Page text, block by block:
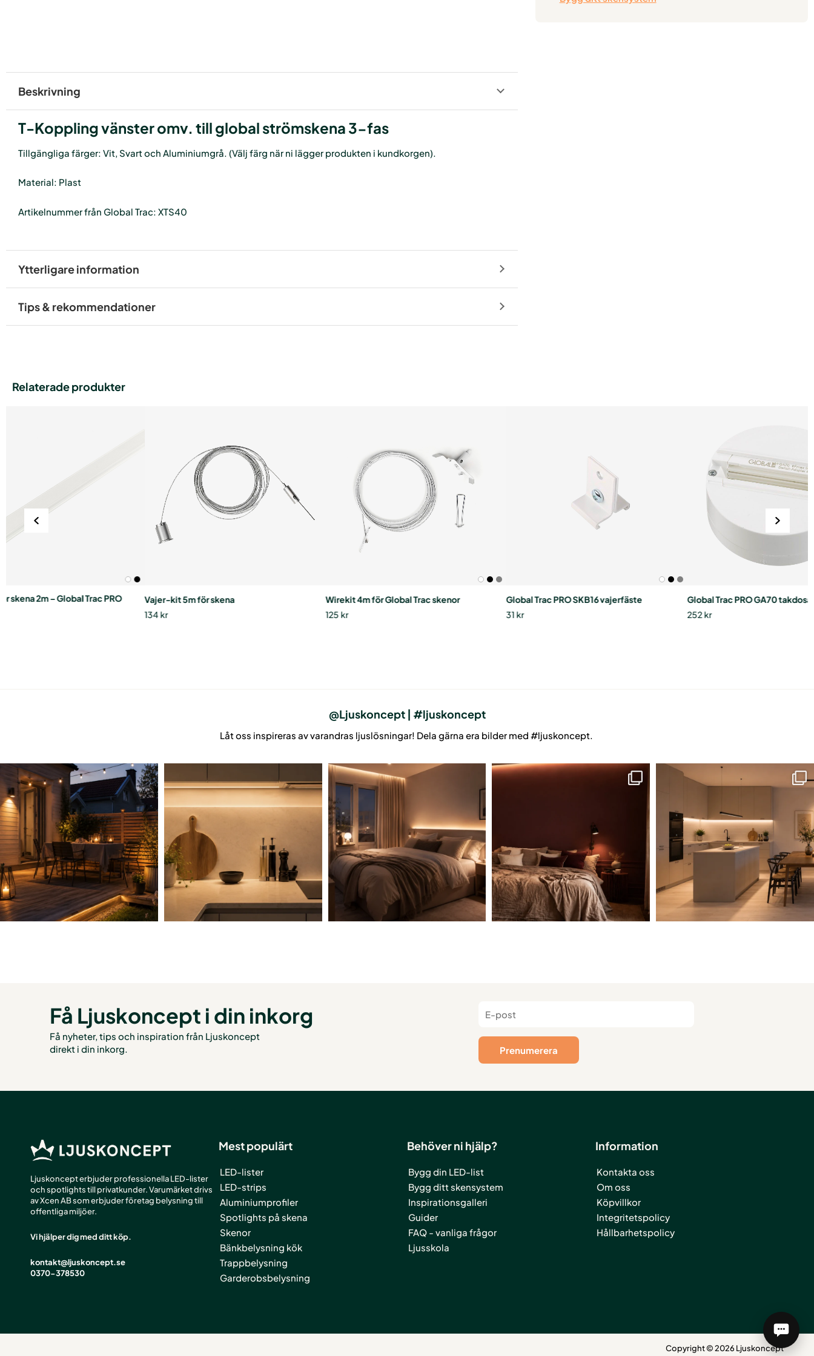
Beskrivning
T-Koppling vänster omv. till global strömskena 3-fas
Tillgängliga färger: Vit, Svart och Aluminiumgrå. (Välj färg när ni lägger produkten i kundkorgen).
Material: Plast
Artikelnummer från Global Trac: XTS40
Ytterligare information
Tips & rekommendationer
Relaterade produkter
skena 2m – Global Trac PRO
Vajer-kit 5m för skena
134kr
Wirekit 4m för Global Trac skenor
125 kr
Global Trac PRO SKB16 vajerfäste
31 kr
Global Trac PRO GA70
252 kr
@Ljuskoncept | #ljuskoncept
Låt oss inspireras av varandras ljuslösningar! Dela gärna era bilder med #ljuskoncept.
Få Ljuskoncept i din inkorg
Få nyheter, tips och inspiration från Ljuskoncept
direkt i din inkorg.
Ljuskoncept erbjuder professionella LED-lister
och spotlights till privatkunder. Varumärket drivs
av Xcen AB som erbjuder företag belysning till
offentliga miljöer.
Vi hjälper dig med ditt köp.
kontakt@ljuskoncept.se
0370-378530
Mest populärt
LED-lister
LED-strips
Aluminiumprofiler
Spotlights på skena
Skenor
Bänkbelysning kök
Trappbelysning
Garderobsbelysning
Behöver ni hjälp?
Bygg din LED-list
Bygg ditt skensystem
Inspirationsgalleri
Guider
FAQ - vanliga frågor
Ljusskola
Information
Kontakta oss
Om oss
Köpvillkor
Integritetspolicy
Hållbarhetspolicy
Copyright © 2026 Ljuskoncept